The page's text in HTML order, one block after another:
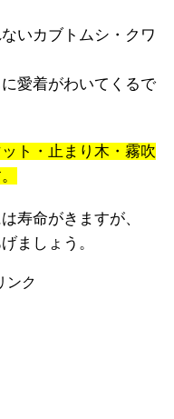
いカブトムシ・クワ
愛着がわいてくるで
ト・止まり木・霧吹
寿命がきますが、
ましょう。
ンク